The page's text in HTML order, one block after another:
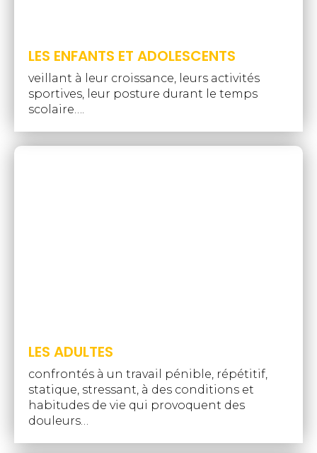
LES ENFANTS ET ADOLESCENTS
veillant à leur croissance, leurs activités
sportives, leur posture durant le temps
scolaire….
LES ADULTES
confrontés à un travail pénible, répétitif,
statique, stressant, à des conditions et
habitudes de vie qui provoquent des
douleurs…